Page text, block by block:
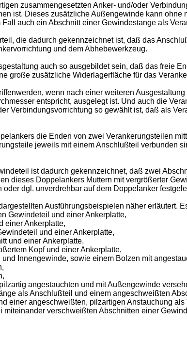
zusammengesetzten Anker- und/oder
ist. Dieses zusätzliche Außengewinde kann
auch ein Abschnitt einer Gewindestange als
die dadurch gekennzeichnet ist, daß das
und dem Abhebewerkzeug.
auch so ausgebildet sein, daß das freie
große zusätzliche Widerlagerfläche für das
wenn nach einer weiteren
entspricht, ausgelegt ist. Und auch die
Verbindungsvorrichtung so gewählt ist, daß als
die Enden von zwei Verankerungsteilen
jeweils mit einem Anschlußteil verbunden
ist dadurch gekennzeichnet, daß zwei
dieses Doppelankers Muttern mit vergrößerter
dgl. unverdrehbar auf dem Doppelanker
Ausführungsbeispielen näher erläutert.
Gewindeteil und einer Ankerplatte,
einer Ankerplatte,
und einer Ankerplatte,
und einer Ankerplatte,
Kopf und einer Ankerplatte,
Innengewinde, sowie einem Bolzen mit
angestauchten und mit Außengewinde
als Anschlußteil und einem angeschweißten
einer angeschweißten, pilzartigen Anstauchung als
verschweißten Abschnitten einer